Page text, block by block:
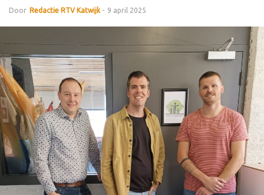
Door Redactie RTV Katwijk - 9 april 2025